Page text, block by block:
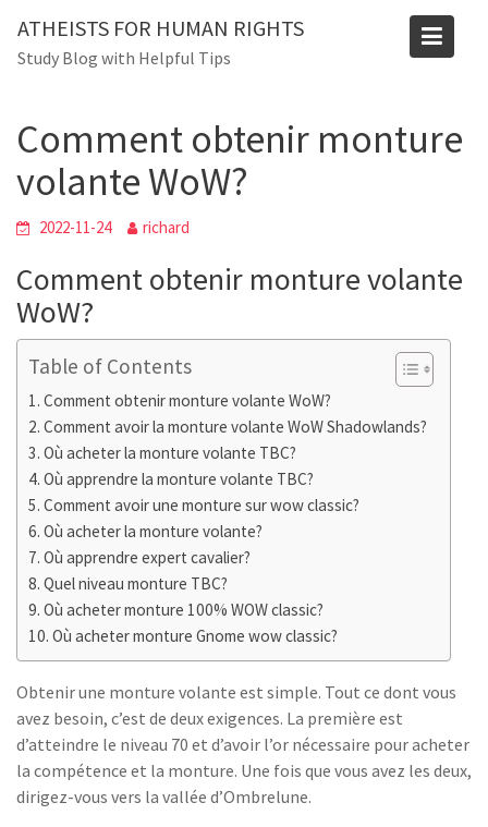
content
ATHEISTS FOR HUMAN RIGHTS
Study Blog with Helpful Tips
Blog
Home
Trending
Comment obtenir monture
volante WoW?
2022-11-24 richard
Comment obtenir monture volante
WoW?
Table of Contents
Comment obtenir monture volante WoW?
Comment avoir la monture volante WoW Shadowlands?
Où acheter la monture volante TBC?
Où apprendre la monture volante TBC?
Comment avoir une monture sur wow classic?
Où acheter la monture volante?
Où apprendre expert cavalier?
Quel niveau monture TBC?
Où acheter monture 100% WOW classic?
Où acheter monture Gnome wow classic?
Obtenir une monture volante est simple. Tout ce dont vous
avez besoin, c’est de deux exigences. La première est
d’atteindre le niveau 70 et d’avoir l’or nécessaire pour acheter
la compétence et la monture. Une fois que vous avez les deux,
dirigez-vous vers la vallée d’Ombrelune.